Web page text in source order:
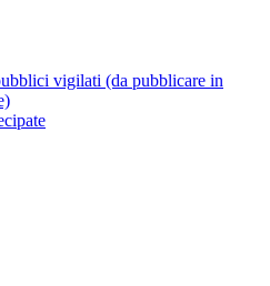
vigilati (da pubblicare in